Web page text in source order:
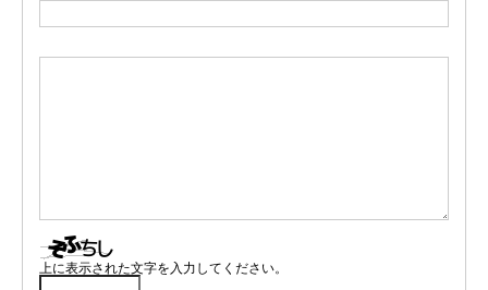
上に表示された文字を入力してください。